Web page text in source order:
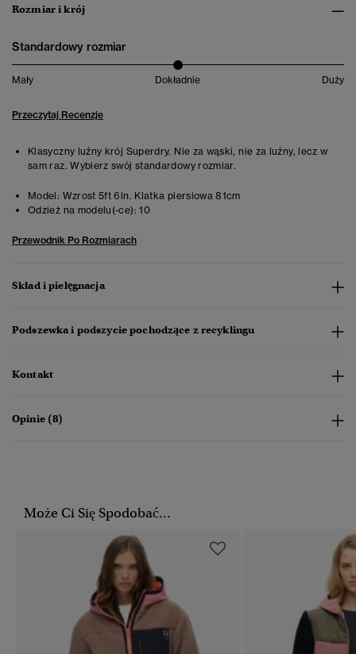
Rozmiar i krój
Standardowy rozmiar
Mały Dokładnie Duży
Przeczytaj Recenzje
Klasyczny luźny krój Superdry. Nie za wąski, nie za luźny, lecz w
sam raz. Wybierz swój standardowy rozmiar.
Model: Wzrost 5ft 6in. Klatka piersiowa 81cm
Odzież na modelu(-ce): 10
Przewodnik Po Rozmiarach
Skład i pielęgnacja
Podszewka i podszycie pochodzące z recyklingu
Kontakt
Opinie (8)
Może Ci Się Spodobać...